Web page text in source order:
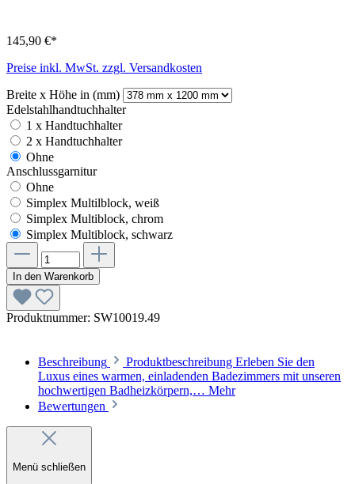
145,90 €*
Preise inkl. MwSt. zzgl. Versandkosten
Breite x Höhe in (mm)
Edelstahlhandtuchhalter
1 x Handtuchhalter
2 x Handtuchhalter
Ohne
Anschlussgarnitur
Ohne
Simplex Multilblock, weiß
Simplex Multiblock, chrom
Simplex Multiblock, schwarz
In den Warenkorb
Produktnummer: SW10019.49
Beschreibung
Produktbeschreibung Erleben Sie den
Luxus eines warmen, einladenden Badezimmers mit unseren
hochwertigen Badheizkörpern,… Mehr
Bewertungen
Menü schließen